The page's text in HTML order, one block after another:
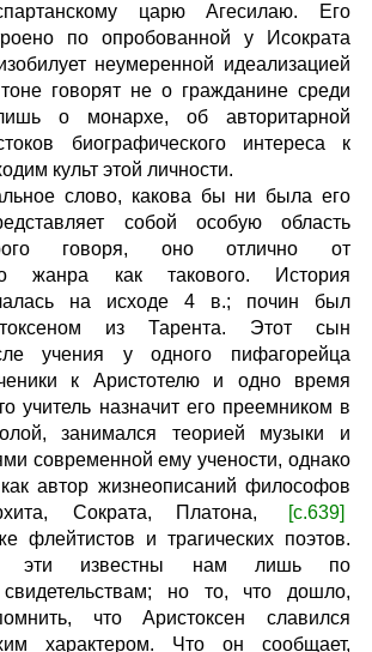
царю Агесилаю. Его
по опробованной у Исократа
неумеренной идеализацией
говорят не о гражданине среди
о монархе, об авторитарной
биографического интереса к
культ этой личности.
слово, какова бы ни была его
собой особую область
говоря, оно отлично от
жанра как такового. История
на исходе 4 в.; почин был
из Тарента. Этот сын
учения у одного пифагорейца
к Аристотелю и одно время
учитель назначит его преемником в
занимался теорией музыки и
современной ему учености, однако
автор жизнеописаний философов
Сократа, Платона,
[с.639]
флейтистов и трагических поэтов.
эти известны нам лишь по
но то, что дошло,
что Аристоксен славился
характером. Что он сообщает,